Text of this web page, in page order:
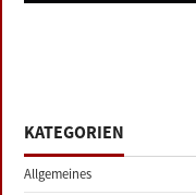
KATEGORIEN
Allgemeines